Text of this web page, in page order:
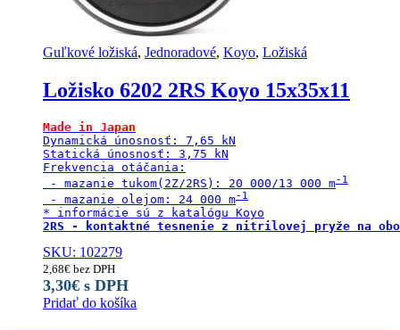
Guľkové ložiská, Jednoradové, Koyo, Ložiská
Ložisko 6202 2RS Koyo 15x35x11
Made in Japan
Dynamická únosnosť: 7,65 kN
Statická únosnosť: 3,75 kN
Frekvencia otáčania:
- mazanie tukom(2Z/2RS): 20 000/13 000 m
- mazanie olejom: 24 000 m
2RS - kontaktné tesnenie z nitrilovej pryže na
SKU: 102279
2,68€ bez DPH
3,30€ s DPH
Pridať do košíka